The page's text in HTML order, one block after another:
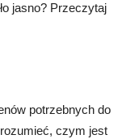
jasno? Przeczytaj
potrzebnych do
czym jest